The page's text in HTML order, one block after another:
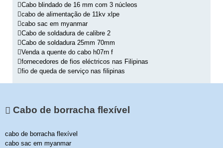
Cabo blindado de 16 mm com 3 núcleos
cabo de alimentação de 11kv xlpe
cabo sac em myanmar
Cabo de soldadura de calibre 2
Cabo de soldadura 25mm 70mm
Venda a quente do cabo h07rn f
fornecedores de fios eléctricos nas Filipinas
fio de queda de serviço nas filipinas
Cabo de borracha flexível
cabo de borracha flexível
cabo sac em myanmar